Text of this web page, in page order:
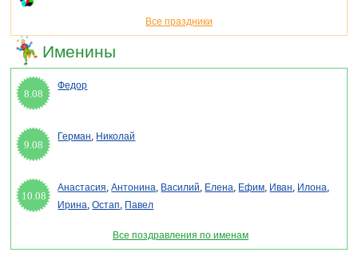
Все праздники
Именины
8.08
Федор
9.08
Герман, Николай
10.08
Анастасия,Антонина, Василий, Елена, Ефим, Иван, Илона,
Ирина,Остап, Павел
Все поздравления по именам